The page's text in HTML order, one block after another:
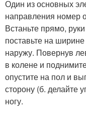
Один из основных
направления номер
Встаньте прямо,
поставьте на
наружу. Повернув
в колене и
опустите на пол и
сторону (б. делайте
ногу.